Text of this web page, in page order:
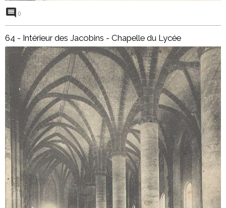
0
64 - Intérieur des Jacobins - Chapelle du Lycée